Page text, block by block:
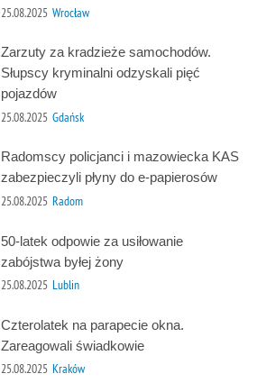
25.08.2025 Wrocław
Zarzuty za kradzieże samochodów.
Słupscy kryminalni odzyskali pięć
pojazdów
25.08.2025 Gdańsk
Radomscy policjanci i mazowiecka KAS
zabezpieczyli płyny do e-papierosów
25.08.2025 Radom
50-latek odpowie za usiłowanie
zabójstwa byłej żony
25.08.2025 Lublin
Czterolatek na parapecie okna.
Zareagowali świadkowie
25.08.2025 Kraków